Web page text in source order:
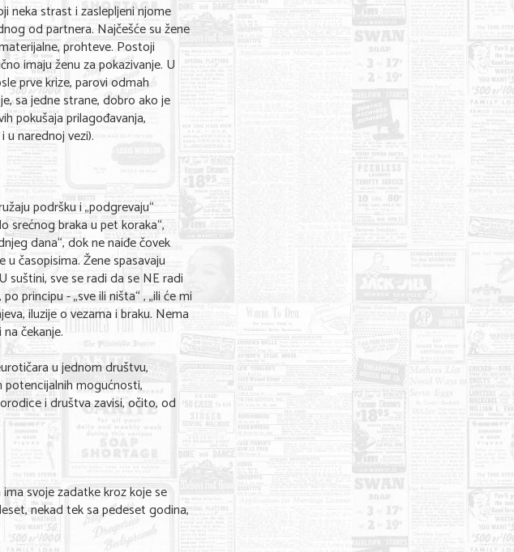
neka strast i zaslepljeni njome
od partnera. Najčešće su žene
prohteve. Postoji
imaju ženu za pokazivanje. U
prve krize, parovi odmah
sa jedne strane, dobro ako je
pokušaja prilagođavanja,
narednoj vezi).
podršku i „podgrevaju“
srećnog braka u pet koraka“,
dana“, dok ne naiđe čovek
časopisima. Žene spasavaju
suštini, sve se radi da se NE radi
principu - „sve ili ništa“ , „ili će mi
iluzije o vezama i braku. Nema
čekanje.
u jednom društvu,
mogućnosti,
i društva zavisi, očito, od
svoje zadatke kroz koje se
nekad tek sa pedeset godina,